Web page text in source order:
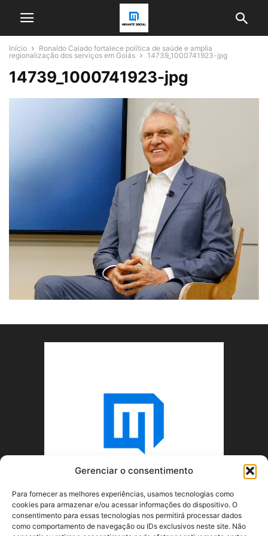
Gerenciar o consentimento
Para fornecer as melhores experiências, usamos tecnologias como
cookies para armazenar e/ou acessar informações do dispositivo. O
consentimento para essas tecnologias nos permitirá processar dados
como comportamento de navegação ou IDs exclusivos neste site. Não
Início
Ronaldo Caiado fortalece política de saúde e amplia
regionalização dos serviços em Goiás
14739_1000741923-jpg
14739_1000741923-jpg